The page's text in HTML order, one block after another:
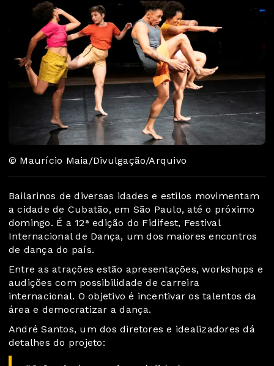
© Maurício Maia/Divulgação/Arquivo
Bailarinos de diversas idades e estilos movimentam
a cidade de Cubatão, em São Paulo, até o próximo
domingo. É a 12ª edição do Fidifest, Festival
Internacional de Dança, um dos maiores encontros
de dança do país.
Entre as atrações estão apresentações, workshops e
audições com possibilidade de carreira
internacional. O objetivo é incentivar os talentos da
área e democratizar a dança.
André Santos, um dos diretores e idealizadores dá
detalhes do projeto: